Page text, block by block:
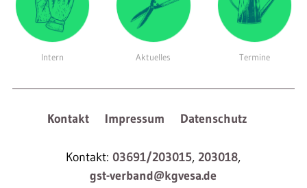
Intern Aktuelles Termine
Kontakt Impressum Datenschutz
Kontakt:03691/203015,203018,
gst-verband@kgvesa.de